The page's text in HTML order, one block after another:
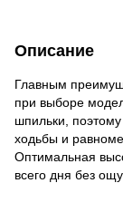
Описание
Главным
при выборе
шпильки,
ходьбы и
Оптимальная
всего дня без